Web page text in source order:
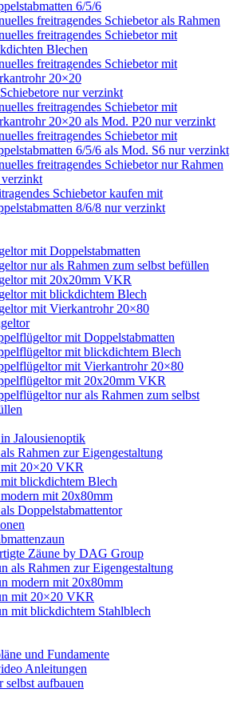
6/5/6
freitragendes Schiebetor als Rahmen
freitragendes Schiebetor mit
Blechen
freitragendes Schiebetor mit
20×20
nur verzinkt
freitragendes Schiebetor mit
20×20 als Mod. P20 nur verzinkt
freitragendes Schiebetor mit
6/5/6 als Mod. S6 nur verzinkt
freitragendes Schiebetor nur Rahmen
Schiebetor kaufen mit
8/6/8 nur verzinkt
mit Doppelstabmatten
nur als Rahmen zum selbst befüllen
mit 20x20mm VKR
mit blickdichtem Blech
mit Vierkantrohr 20×80
mit Doppelstabmatten
mit blickdichtem Blech
mit Vierkantrohr 20×80
mit 20x20mm VKR
nur als Rahmen zum selbst
Jalousienoptik
Rahmen zur Eigengestaltung
20×20 VKR
blickdichtem Blech
mit 20x80mm
Doppelstabmattentor
Zäune by DAG Group
als Rahmen zur Eigengestaltung
modern mit 20x80mm
mit 20×20 VKR
mit blickdichtem Stahlblech
und Fundamente
Anleitungen
selbst aufbauen